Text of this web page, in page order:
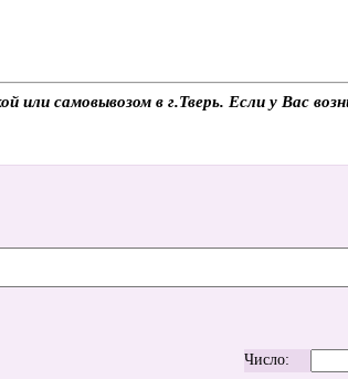
или самовывозом в г.Тверь. Если у Вас
Число: